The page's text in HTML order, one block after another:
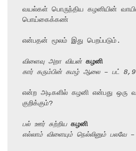
வயல்கள் பொருந்திய கழனியின்
பொய்கைக்கண்
என்பதன் மூலம் இது பெறப்படும்.
விளைவு அறா வியன் கழனி
கார் கரும்பின் கமழ் ஆலை – பட் 8,9
என்ற அடிகளில் கழனி என்பது ஒரு
குறிக்கும்?
பல் ஊர் சுற்றிய கழனி
எல்லாம் விளையும் நெல்லினும் பலவே